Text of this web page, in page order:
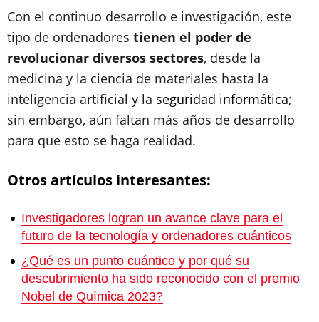
Con el continuo desarrollo e investigación, este
tipo de ordenadores tienen el poder de
revolucionar diversos sectores, desde la
medicina y la ciencia de materiales hasta la
inteligencia artificial y la seguridad informática;
sin embargo, aún faltan más años de desarrollo
para que esto se haga realidad.
Otros artículos interesantes:
Investigadores logran un avance clave para el
futuro de la tecnología y ordenadores cuánticos
¿Qué es un punto cuántico y por qué su
descubrimiento ha sido reconocido con el premio
Nobel de Química 2023?